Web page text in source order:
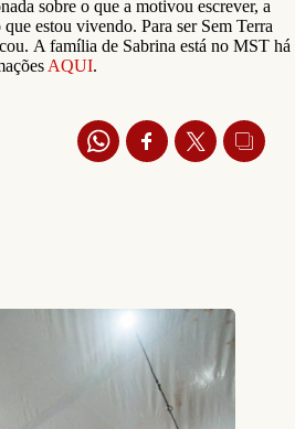
sobre o que a motivou escrever, a
estou vivendo. Para ser Sem Terra
A família de Sabrina está no MST há
AQUI.